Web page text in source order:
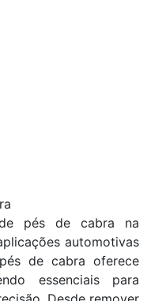
pés de cabra na
automotivas
de cabra oferece
essenciais para